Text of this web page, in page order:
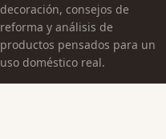
decoración, consejos de
reforma y análisis de
productos pensados para un
uso doméstico real.